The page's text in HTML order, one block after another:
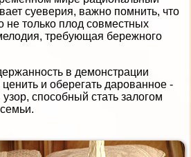
суеверия, важно помнить, что
не только плод совместных
требующая бережного
в демонстрации
и оберегать дарованное -
способный стать залогом